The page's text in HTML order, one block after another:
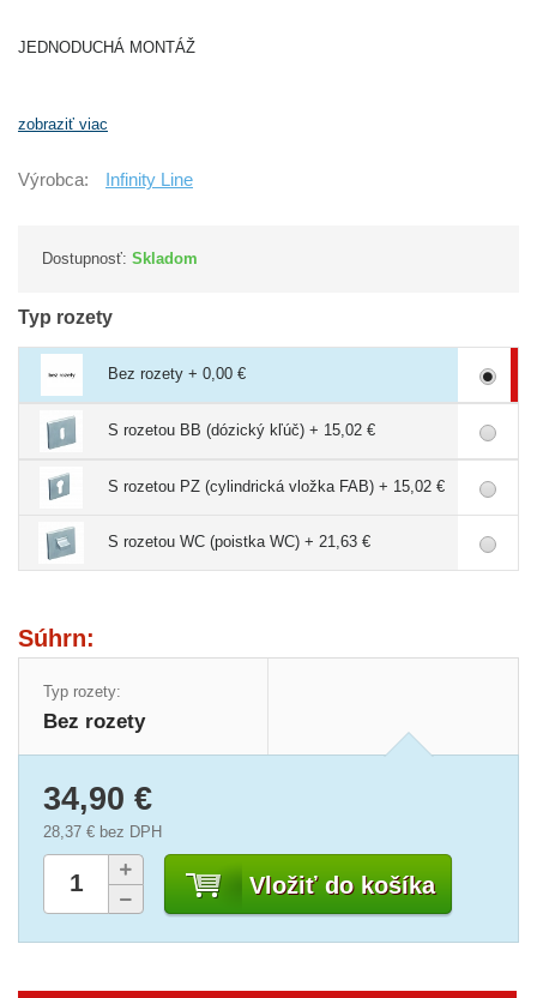
JEDNODUCHÁ MONTÁŽ
zobraziť viac
Výrobca: Infinity Line
Dostupnosť: Skladom
Typ rozety
Bez rozety + 0,00 €
S rozetou BB (dózický kľúč) + 15,02 €
S rozetou PZ (cylindrická vložka FAB) + 15,02 €
S rozetou WC (poistka WC) + 21,63 €
Súhrn:
Typ rozety:
Bez rozety
Vložiť do košíka
34,90 €
28,37 € bez DPH